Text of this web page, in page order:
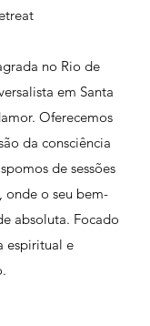
no Rio de
em Santa
Oferecemos
da consciência
de sessões
onde o seu bem-
absoluta. Focado
espiritual e